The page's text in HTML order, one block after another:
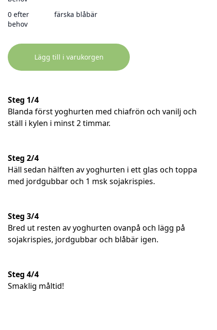
0 efter
behov
färska blåbär
Lägg till i varukorgen
Steg 1/4
Blanda först yoghurten med chiafrön och vanilj och
ställ i kylen i minst 2 timmar.
Steg 2/4
Häll sedan hälften av yoghurten i ett glas och toppa
med jordgubbar och 1 msk sojakrispies.
Steg 3/4
Bred ut resten av yoghurten ovanpå och lägg på
sojakrispies, jordgubbar och blåbär igen.
Steg 4/4
Smaklig måltid!